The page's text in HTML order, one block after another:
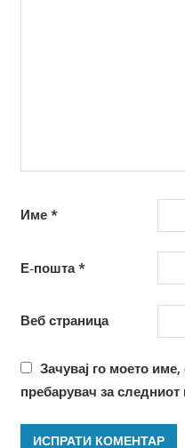
Име *
Е-пошта*
Веб страница
Зачувај го моето
пребарувач за следниот